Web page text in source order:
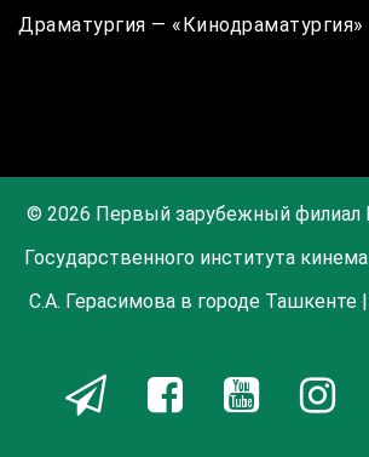
Драматургия — «Кинодраматургия»
© 2026 Первый зарубежный филиал
Государственного института
С.А. Герасимова в городе Ташкенте